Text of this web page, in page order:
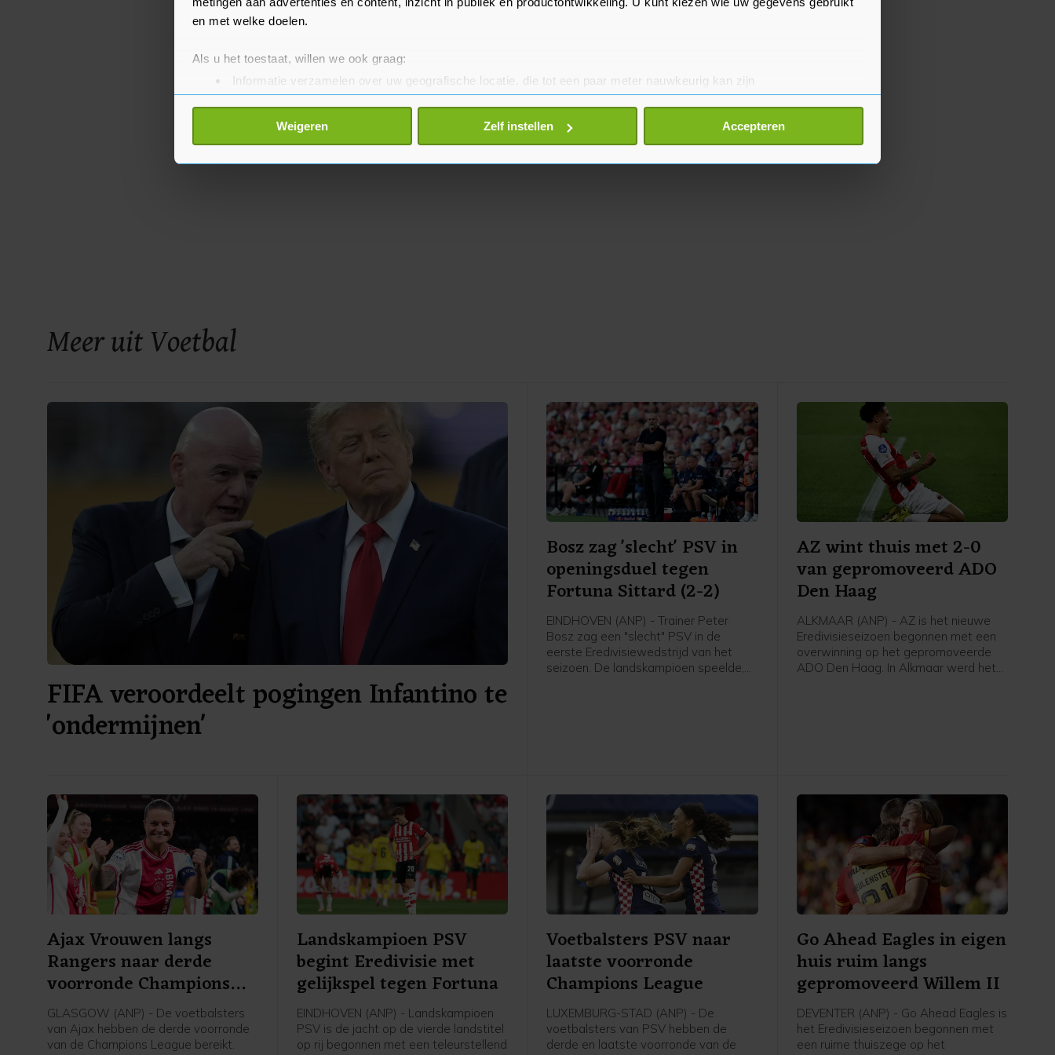
en met welke doelen.
Als u het toestaat, willen we ook graag:
Informatie verzamelen over uw geografische locatie, die tot een paar meter nauwkeurig kan zijn
Uw apparaat identificeren door het actief te scannen op specifieke eigenschappen (fingerprinting)
Lees meer over hoe uw persoonlijke gegevens worden verwerkt en stel uw voorkeuren in het
detailgedeelte
toestemming op elk moment wijzigen of intrekken in de Cookieverklaring.
Weigeren Zelf instellen Accepteren
Meer uit Voetbal
FIFA veroordeelt pogingen Infantino te
'ondermijnen'
Bosz zag 'slecht' PSV in
openingsduel tegen
Fortuna Sittard (2-2)
EINDHOVEN (ANP) - Trainer Peter
Bosz zag een "slecht" PSV in de
eerste Eredivisiewedstrijd van het
seizoen. De landskampioen speelde,
AZ wint thuis met 2-0
van gepromoveerd ADO
Den Haag
ALKMAAR (ANP) - AZ is het nieuwe
Eredivisieseizoen begonnen met een
overwinning op het gepromoveerde
ADO Den Haag. In Alkmaar werd het
Ajax Vrouwen langs
Rangers naar derde
voorronde Champions
League
GLASGOW (ANP) - De voetbalsters
van Ajax hebben de derde voorronde
van de Champions League bereikt.
Landskampioen PSV
begint Eredivisie met
gelijkspel tegen Fortuna
EINDHOVEN (ANP) - Landskampioen
PSV is de jacht op de vierde landstitel
op rij begonnen met een teleurstellend
Voetbalsters PSV naar
laatste voorronde
Champions League
LUXEMBURG-STAD (ANP) - De
voetbalsters van PSV hebben de
derde en laatste voorronde van de
Go Ahead Eagles in eigen
huis ruim langs
gepromoveerd Willem II
DEVENTER (ANP) - Go Ahead Eagles is
het Eredivisieseizoen begonnen met
een ruime thuiszege op het